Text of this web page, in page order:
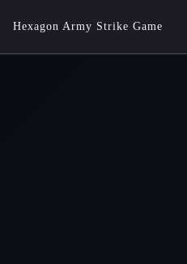
Hexagon Army Strike Game